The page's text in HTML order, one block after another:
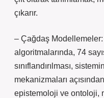
çıkarır.
– Çağdaş
algoritmalarında, 74
sınıflandırılması,
mekanizmaları
epistemoloji ve ontoloji,